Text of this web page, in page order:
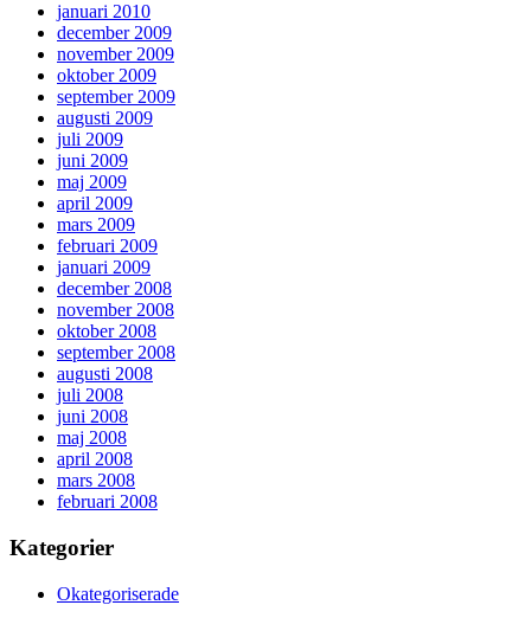
januari 2010
december 2009
november 2009
oktober 2009
september 2009
augusti 2009
juli 2009
juni 2009
maj 2009
april 2009
mars 2009
februari 2009
januari 2009
december 2008
november 2008
oktober 2008
september 2008
augusti 2008
juli 2008
juni 2008
maj 2008
april 2008
mars 2008
februari 2008
Kategorier
Okategoriserade